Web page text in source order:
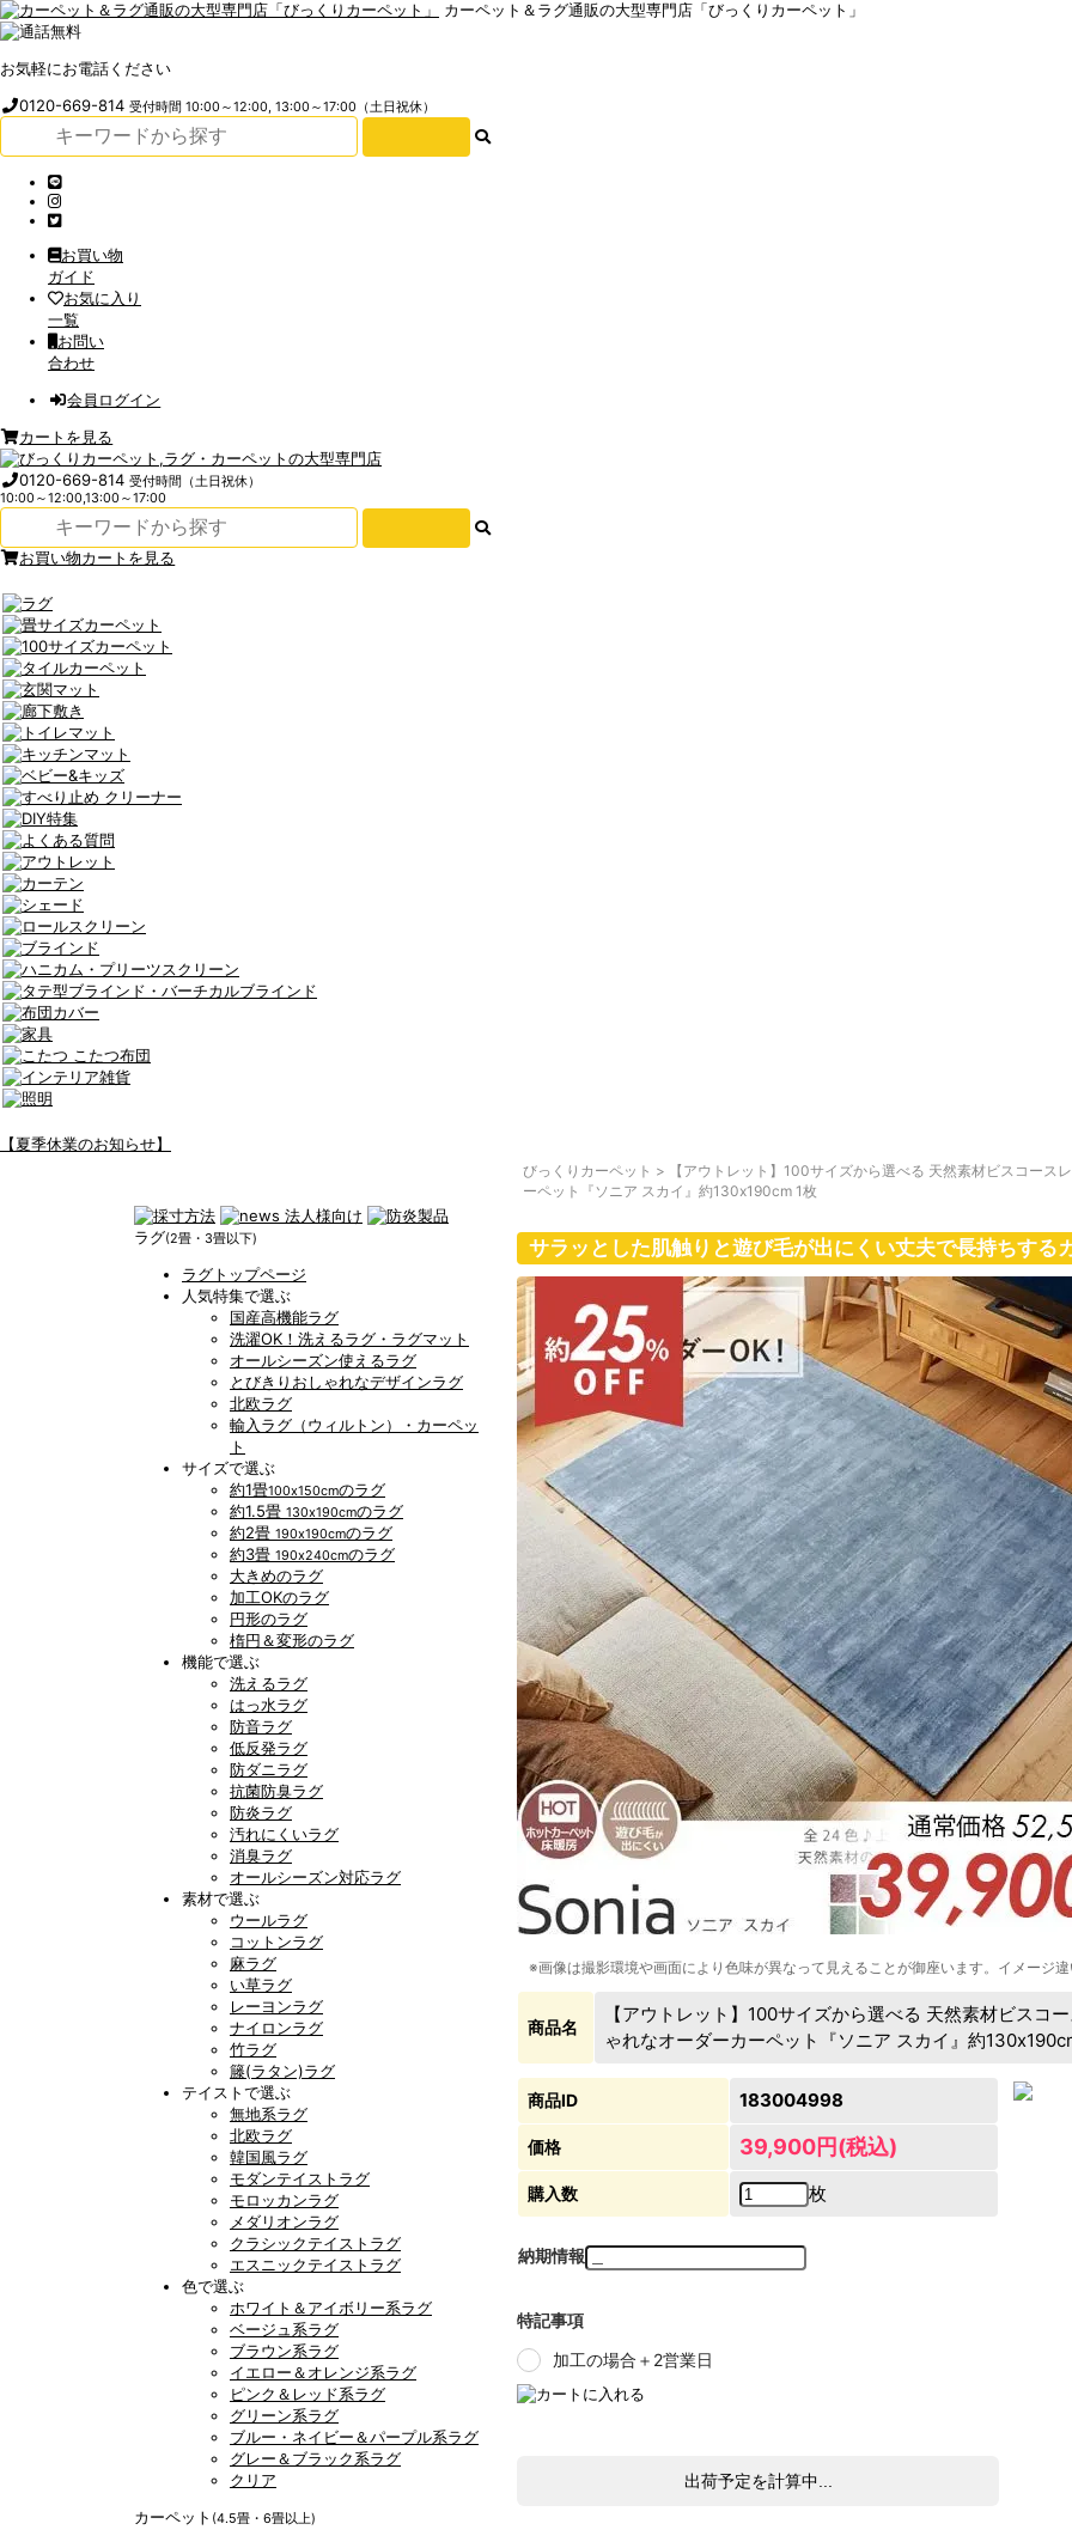
カーペット＆ラグ通販の大型専門店「びっくりカーペット」
お気軽にお電話ください
0120-669-814受付時間 10:00～12:00, 13:00～17:00（土日祝休）
お買い物
ガイド
お気に入り
一覧
お問い
合わせ
会員ログイン
カートを見る
0120-669-814受付時間（土日祝休）
10:00～12:00,13:00～17:00
お買い物カートを見る
【夏季休業のお知らせ】
ラグ(2畳・3畳以下)
ラグトップページ
人気特集で選ぶ
国産高機能ラグ
洗濯OK！洗えるラグ・ラグマット
オールシーズン使えるラグ
とびきりおしゃれなデザインラグ
北欧ラグ
輸入ラグ（ウィルトン）・カーペッ
ト
サイズで選ぶ
約1畳100x150cmのラグ
約1.5畳 130x190cmのラグ
約2畳 190x190cmのラグ
約3畳 190x240cmのラグ
大きめのラグ
加工OKのラグ
円形のラグ
楕円＆変形のラグ
機能で選ぶ
洗えるラグ
はっ水ラグ
防音ラグ
低反発ラグ
防ダニラグ
抗菌防臭ラグ
防炎ラグ
汚れにくいラグ
消臭ラグ
オールシーズン対応ラグ
素材で選ぶ
ウールラグ
コットンラグ
麻ラグ
い草ラグ
レーヨンラグ
ナイロンラグ
竹ラグ
籐(ラタン)ラグ
テイストで選ぶ
無地系ラグ
北欧ラグ
韓国風ラグ
モダンテイストラグ
モロッカンラグ
メダリオンラグ
クラシックテイストラグ
エスニックテイストラグ
色で選ぶ
ホワイト＆アイボリー系ラグ
ベージュ系ラグ
ブラウン系ラグ
イエロー＆オレンジ系ラグ
ピンク＆レッド系ラグ
グリーン系ラグ
ブルー・ネイビー＆パープル系ラグ
グレー＆ブラック系ラグ
クリア
カーペット (4.5畳・6畳以上)
びっくりカーペット >
【アウトレット】100サイズから選べる 天然素材ビスコー
ーペット『ソニア スカイ』約130x190cm 1枚
サラッとした肌触りと遊び毛が出にくい丈夫で長持ちする
※画像は撮影環境や画面により色味が異なって見えることが御座います。イメージ
商品名
【アウトレット】100サイズから選べる 天然素材ビスコ
ゃれなオーダーカーペット『ソニア スカイ』約
商品ID 183004998
価格 39,900円(税込)
購入数 枚
納期情報
特記事項
加工の場合＋2営業日
出荷予定を計算中...